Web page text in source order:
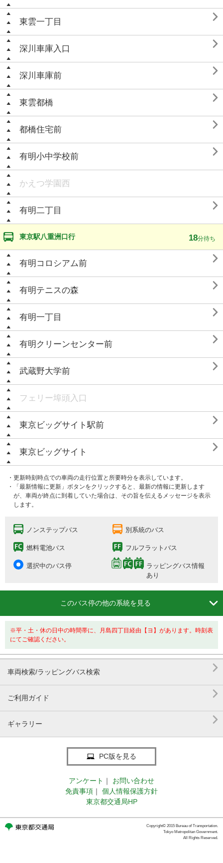
東雲一丁目 
深川車庫入口 
深川車庫前 
東雲都橋 
都橋住宅前 
有明小中学校前 
かえつ学園西
有明二丁目 
東京駅八重洲口行 18分待ち
有明コロシアム前 
有明テニスの森 
有明一丁目 
有明クリーンセンター前 
武蔵野大学前 
フェリー埠頭入口
東京ビッグサイト駅前 
東京ビッグサイト 
・更新時刻時点での車両の走行位置と所要時分を表示しています。
・「最新情報に更新」ボタンをクリックすると、最新の情報に更新します
が、車両が終点に到着していた場合は、その旨を伝えるメッセージを表示
します。
ノンステップバス 別系統のバス
燃料電池バス フルフラットバス
選択中のバス停
ラッピングバス情報
あり
このバス停の他の系統を見る 
※平・土・休の日中の時間帯に、月島四丁目経由【ヨ】があります。時刻表
にてご確認ください。
車両検索/ラッピングバス検索 
ご利用ガイド 
ギャラリー 
PC版を見る
アンケート ｜
お問い合わせ
免責事項 ｜
個人情報保護方針
東京都交通局HP
Copyright© 2015 Bureau of Transportation.
Tokyo Metropolitan Government.
All Rights Reserved.